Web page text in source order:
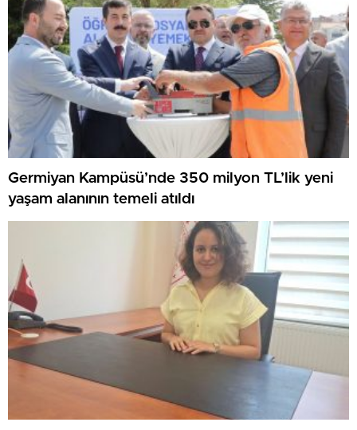
Germiyan Kampüsü’nde 350 milyon TL’lik yeni
yaşam alanının temeli atıldı